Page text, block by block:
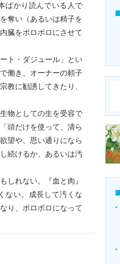
ばかり読んでいる人で
奪い（あるいは精子を
臓をボロボロにさせて
ト・ダジュール」とい
働き、オーナーの頼子
教に勧誘してきたり、
物としての生を受容で
頭だけを使って、清ら
望や、思い通りになら
続けるか、あるいは汚
しれない。『血と肉』
ない。成長して汚くな
り、ボロボロになって